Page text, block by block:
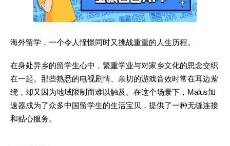
海外留学，一个令人憧憬同时又挑战重重的人生历程。
在身处异乡的留学生心中，繁重学业与对家乡文化的思念交织
在一起。那些熟悉的电视剧情、亲切的游戏音效时常在耳边萦
绕，却又因为地域限制而难以触及。在这个场景下，Malus加
速器成为了众多中国留学生的生活宝贝，提供了一种无缝连接
和贴心服务。